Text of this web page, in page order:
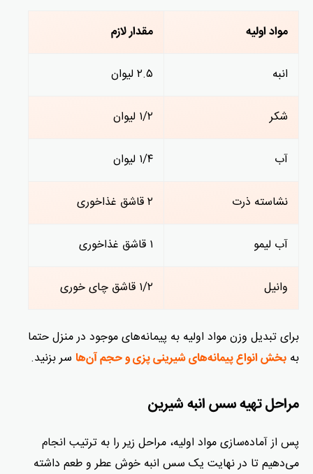
مواد اولیه مقدار لازم
انبه ۲.۵ لیوان
شکر ۱/۲ لیوان
آب ۱/۴ لیوان
نشاسته ذرت ۲ قاشق غذاخوری
آب لیمو ۱ قاشق غذاخوری
وانیل ۱/۲ قاشق چای خوری
برای تبدیل وزن مواد اولیه به پیمانه‌های موجود در منزل حتما
به بخش انواع پیمانه‌های شیرینی پزی و حجم آن‌ها سر بزنید.
مراحل تهیه سس انبه شیرین
پس از آماده‌سازی مواد اولیه، مراحل زیر را به ترتیب انجام
می‌دهیم تا در نهایت یک سس انبه خوش عطر و طعم داشته